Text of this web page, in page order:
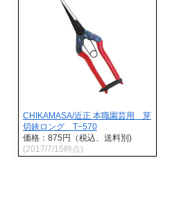
CHIKAMASA/近正 本職園芸用 芽
切鋏ロング T−570
価格：875円（税込、送料別)
(2017/7/15時点)